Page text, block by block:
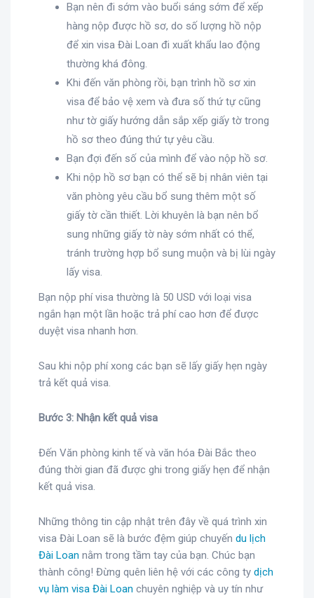
Bạn nên đi sớm vào buổi sáng sớm để xếp
hàng nộp được hồ sơ, do số lượng hồ nộp
để xin visa Đài Loan đi xuất khẩu lao động
thường khá đông.
Khi đến văn phòng rồi, bạn trình hồ sơ xin
visa để bảo vệ xem và đưa số thứ tự cũng
như tờ giấy hướng dẫn sắp xếp giấy tờ trong
hồ sơ theo đúng thứ tự yêu cầu.
Bạn đợi đến số của mình để vào nộp hồ sơ.
Khi nộp hồ sơ bạn có thể sẽ bị nhân viên tại
văn phòng yêu cầu bổ sung thêm một số
giấy tờ cần thiết. Lời khuyên là bạn nên bổ
sung những giấy tờ này sớm nhất có thể,
tránh trường hợp bổ sung muộn và bị lùi ngày
lấy visa.
Bạn nộp phí visa thường là 50 USD với loại visa
ngắn hạn một lần hoặc trả phí cao hơn để được
duyệt visa nhanh hơn.
Sau khi nộp phí xong các bạn sẽ lấy giấy hẹn ngày
trả kết quả visa.
Bước 3: Nhận kết quả visa
Đến Văn phòng kinh tế và văn hóa Đài Bắc theo
đúng thời gian đã được ghi trong giấy hẹn để nhận
kết quả visa.
Những thông tin cập nhật trên đây về quá trình xin
visa Đài Loan sẽ là bước đệm giúp chuyến du lịch
Đài Loan nằm trong tầm tay của bạn. Chúc bạn
thành công! Đừng quên liên hệ với các công ty dịch
vụ làm visa Đài Loan chuyên nghiệp và uy tín như